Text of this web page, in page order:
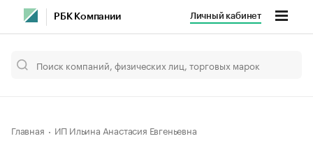
РБК Компании Личный кабинет
Главная ИП Ильина Анастасия Евгеньевна